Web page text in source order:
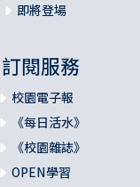
即將登場
訂閱服務
校園電子報
《每日活水》
《校園雜誌》
OPEN學習